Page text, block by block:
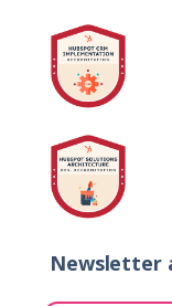
Newsletter